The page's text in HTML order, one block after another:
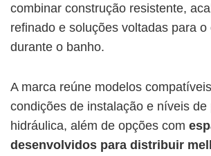
combinar construção resistente,
refinado e soluções voltadas para o
durante o banho.
A marca reúne modelos
condições de instalação e níveis de
hidráulica, além de opções com
desenvolvidos para distribuir